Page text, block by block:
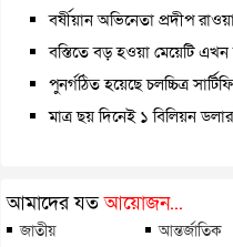
বর্ষীয়ান অভিনেতা প্রদীপ
বস্তিতে বড় হওয়া মেয়েটি
পুনর্গঠিত হয়েছে চলচ্চিত্র
মাত্র ছয় দিনেই ১ বিলিয়ন
আমাদের যতআয়োজন...
জাতীয় আন্তর্জাতিক